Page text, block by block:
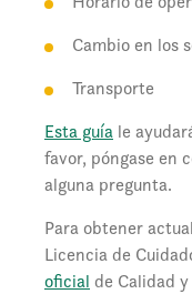
Cambio en los
Transporte
Esta guía le
favor, póngase en
alguna pregunta.
Para obtener
Licencia de
oficial de Calidad